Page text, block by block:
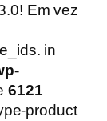
Em vez
in
6121
product